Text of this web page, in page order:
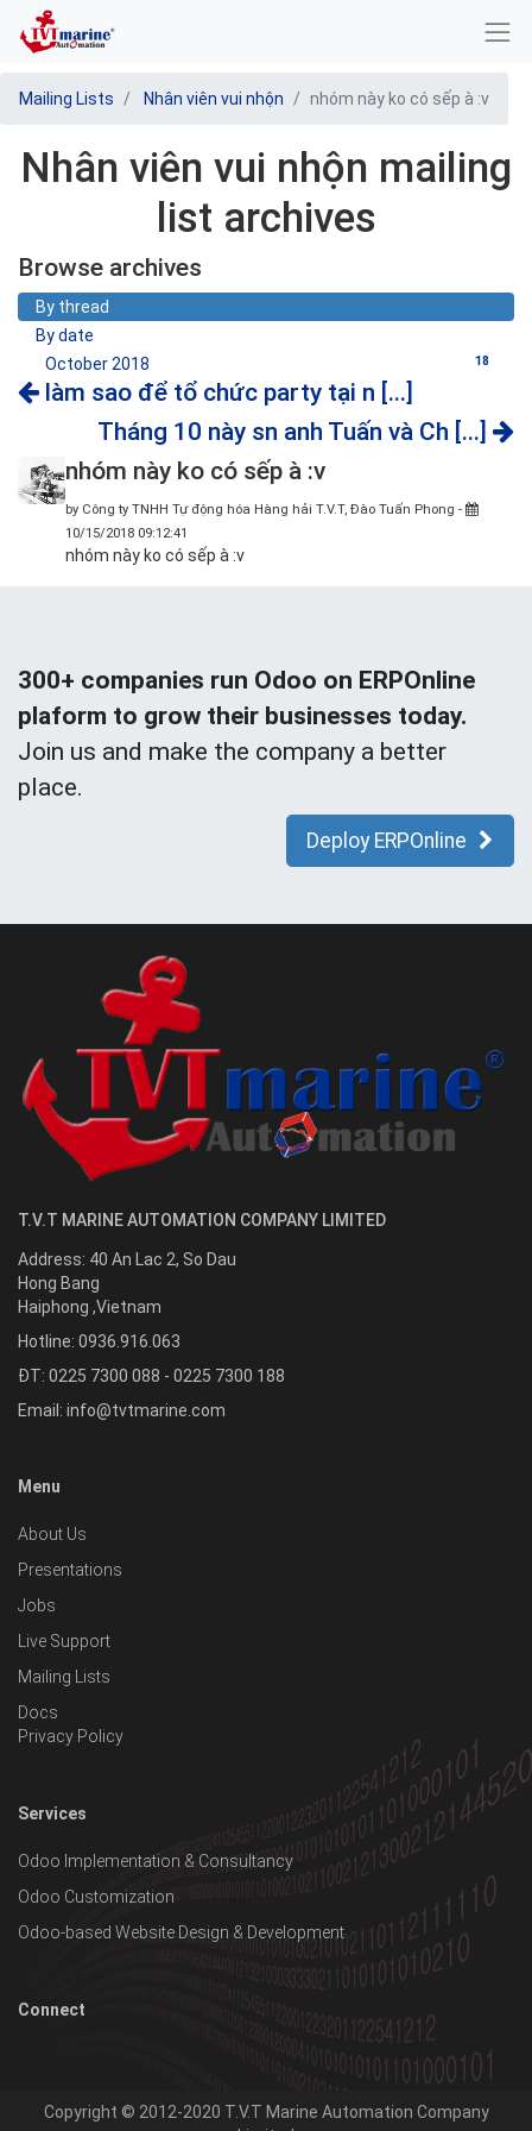
Mailing Lists Nhân viên vui nhộn nhóm này ko có sếp à :v
Nhân viên vui nhộn mailing
list archives
Browse archives
By thread
By date
October 2018
18
làm sao để tổ chức party tại n [...]
Tháng 10 này sn anh Tuấn và Ch [...]
nhóm này ko có sếp à :v
by Công ty TNHH Tự động hóa Hàng hải T.V.T, Đào Tuấn Phong -
10/15/2018 09:12:41
nhóm này ko có sếp à :v
300+ companies run Odoo on ERPOnline
plaform to grow their businesses today.
Join us and make the company a better
place.
Deploy ERPOnline
T.V.T MARINE AUTOMATION COMPANY LIMITED
Address: 40 An Lac 2, So Dau
Hong Bang
Haiphong ,Vietnam
Hotline: 0936.916.063
ĐT: 0225 7300 088 - 0225 7300 188
Email: info@tvtmarine.com
Menu
About Us
Presentations
Jobs
Live Support
Mailing Lists
Docs
Privacy Policy
Services
Odoo Implementation & Consultancy
Odoo Customization
Odoo-based Website Design & Development
Connect
Copyright © 2012-2020 T.V.T Marine Automation Company